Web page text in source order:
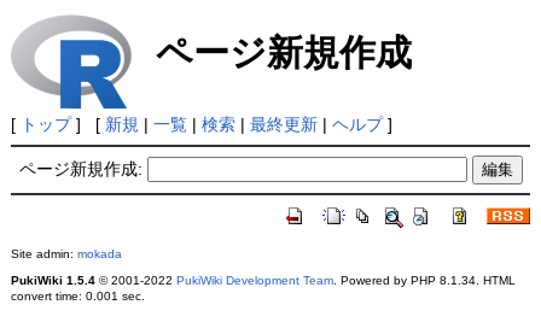
ページ新規作成
[ トップ] [ 新規 | 一覧| 検索| 最終更新| ヘルプ]
ページ新規作成:
Site admin: mokada
PukiWiki 1.5.4© 2001-2022 PukiWiki Development Team. Powered by PHP 8.1.34. HTML
convert time: 0.001 sec.